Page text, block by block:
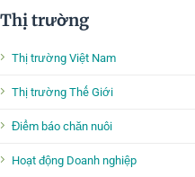
Thị trường
Thị trường Việt Nam
Thị trường Thế Giới
Điểm báo chăn nuôi
Hoạt động Doanh nghiệp